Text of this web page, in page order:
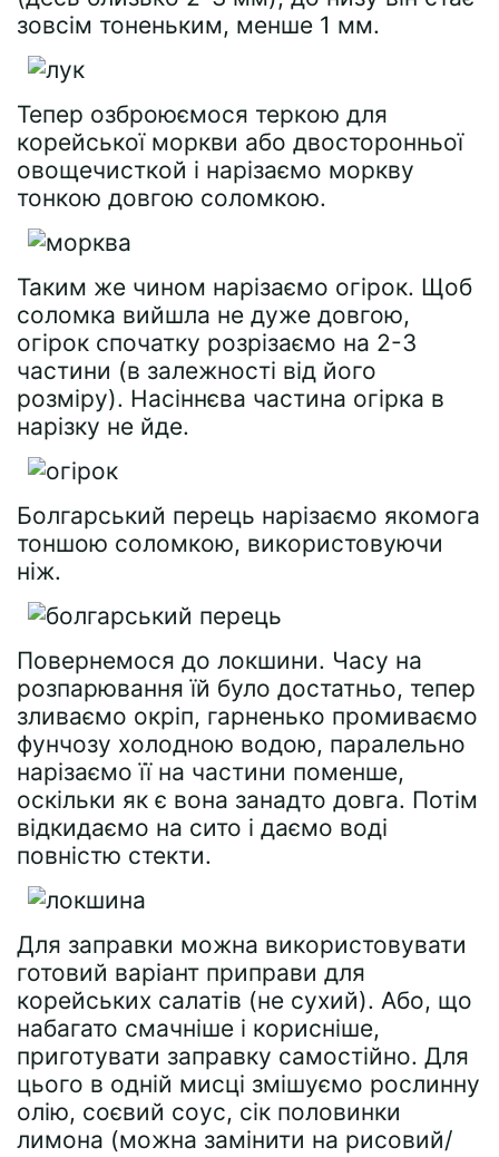
зовсім тоненьким, менше 1 мм.
Тепер озброюємося теркою для
корейської моркви або двосторонньої
овощечисткой і нарізаємо моркву
тонкою довгою соломкою.
Таким же чином нарізаємо огірок. Щоб
соломка вийшла не дуже довгою,
огірок спочатку розрізаємо на 2-3
частини (в залежності від його
розміру). Насіннєва частина огірка в
нарізку не йде.
Болгарський перець нарізаємо якомога
тоншою соломкою, використовуючи
ніж.
Повернемося до локшини. Часу на
розпарювання їй було достатньо, тепер
зливаємо окріп, гарненько промиваємо
фунчозу холодною водою, паралельно
нарізаємо її на частини поменше,
оскільки як є вона занадто довга. Потім
відкидаємо на сито і даємо воді
повністю стекти.
Для заправки можна використовувати
готовий варіант приправи для
корейських салатів (не сухий). Або, що
набагато смачніше і корисніше,
приготувати заправку самостійно. Для
цього в одній мисці змішуємо рослинну
олію, соєвий соус, сік половинки
лимона (можна замінити на рисовий/